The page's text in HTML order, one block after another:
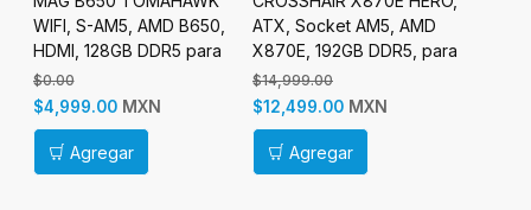
WIFI, S-AM5, AMD B650,
HDMI, 128GB DDR5 para
AMD
$0.00
$4,999.00 MXN
Agregar
ATX, Socket AM5, AMD
X870E, 192GB DDR5, para
AMD
$14,999.00
$12,499.00 MXN
Agregar